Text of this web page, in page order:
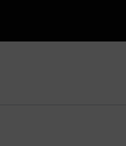
Suchwort